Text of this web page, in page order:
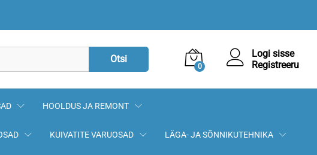
Otsi
0
Logi sisse
Registreeru
HOOLDUS JA REMONT
KUIVATITE VARUOSAD LÄGA- JA SÕNNIKUTEHNIKA